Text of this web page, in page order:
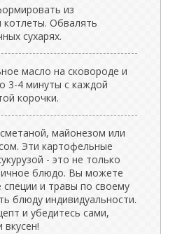
из
Обвалять
сухарях.
масло на сковороде и
3-4 минуты с каждой
корочки.
майонезом или
Эти картофельные
- это не только
блюдо. Вы можете
и травы по своему
блюду индивидуальности.
и убедитесь сами,
вкусен!